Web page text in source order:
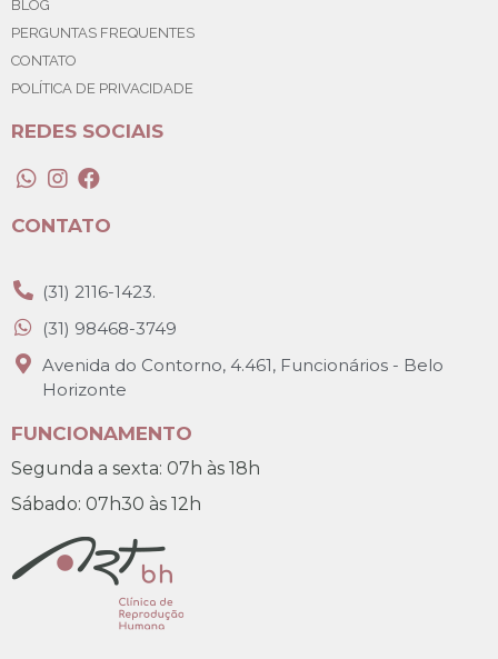
BLOG
PERGUNTAS FREQUENTES
CONTATO
POLÍTICA DE PRIVACIDADE
REDES SOCIAIS
CONTATO
(31) 2116-1423.
(31) 98468-3749
Avenida do Contorno, 4.461, Funcionários - Belo
Horizonte
FUNCIONAMENTO
Segunda a sexta: 07h às 18h
Sábado: 07h30 às 12h